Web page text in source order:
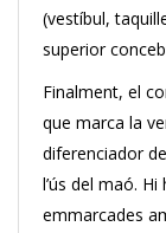
(vestíbul,
superior
Finalment, el
que marca la
diferenciador
l’ús del maó.
emmarcades